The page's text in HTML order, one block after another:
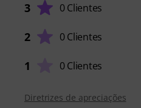
3 0 Clientes
2 0 Clientes
1 0 Clientes
Diretrizes de apreciações